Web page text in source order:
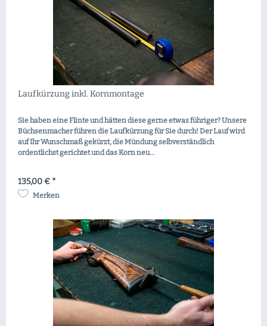
Laufkürzung inkl. Kornmontage
Sie haben eine Flinte und hätten diese gerne etwas führiger? Unsere
Büchsenmacher führen die Laufkürzung für Sie durch! Der Lauf wird
auf Ihr Wunschmaß gekürzt, die Mündung selbverständlich
ordentlichst gerichtet und das Korn neu...
135,00 € *
Merken